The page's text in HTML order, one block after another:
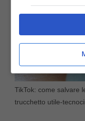
TikTok: come salvare
trucchetto utile-